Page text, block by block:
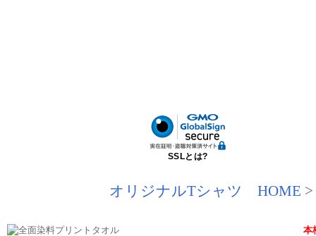
SSLとは?
オリジナルTシャツ HOME >
本